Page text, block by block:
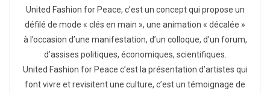
United Fashion for Peace, c’est un concept qui propose un
défilé de mode « clés en main », une animation « décalée »
à l’occasion d’une manifestation, d’un colloque, d’un forum,
d’assises politiques, économiques, scientifiques.
United Fashion for Peace c’est la présentation d’artistes qui
font vivre et revisitent une culture, c’est un témoignage de